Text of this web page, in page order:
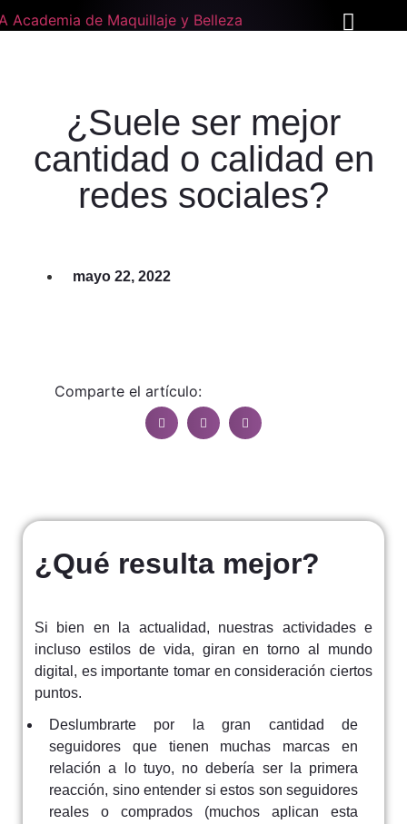
¿Suele ser mejor
cantidad o calidad en
redes sociales?
mayo 22, 2022
Comparte el artículo:
¿Qué resulta mejor?
Si bien en la actualidad, nuestras actividades e
incluso estilos de vida, giran en torno al mundo
digital, es importante tomar en consideración ciertos
puntos.
Deslumbrarte por la gran cantidad de
seguidores que tienen muchas marcas en
relación a lo tuyo, no debería ser la primera
reacción, sino entender si estos son seguidores
reales o comprados (muchos aplican esta